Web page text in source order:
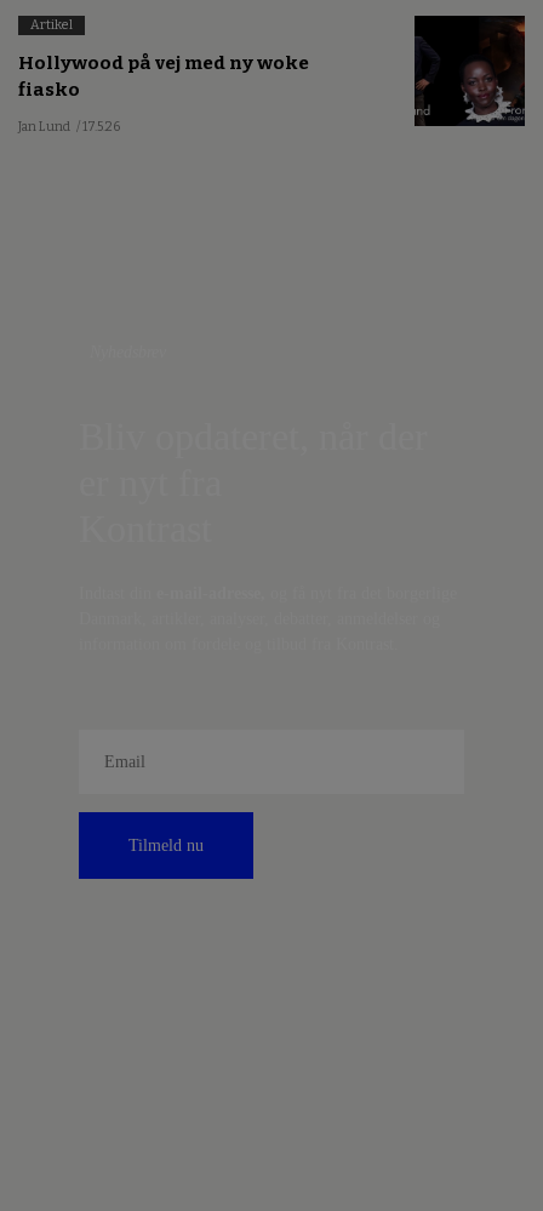
Artikel
Hollywood på vej med ny woke
fiasko
Jan Lund / 17.5.26
Tilmeld nu